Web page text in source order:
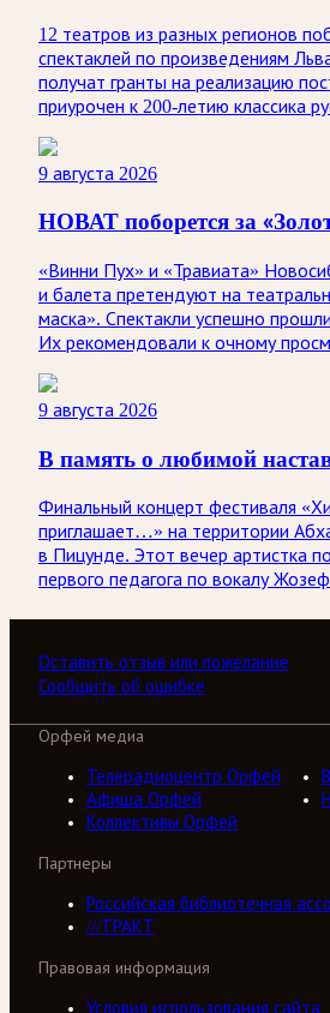
12 театров из разных регионов
спектаклей по произведениям
получат гранты на реализацию
приурочен к 200-летию классика
9 августа 2026
НОВАТ поборется за
«Винни Пух» и «Травиата»
и балета претендуют на
маска». Спектакли успешно
Их рекомендовали к очному
9 августа 2026
В память о любимой
Финальный концерт фестиваля
приглашает…» на территории
в Пицунде. Этот вечер артистка
первого педагога по вокалу
Оставить отзыв или пожелание
Сообщить об ошибке
Орфей медиа
Телерадиоцентр Орфей
Афиша Орфей
Коллективы Орфей
Партнеры
Российская библиотечная
///ТРАКТ
Правовая информация
Условия использования сайта